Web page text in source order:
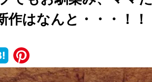
作はなんと・・・！！